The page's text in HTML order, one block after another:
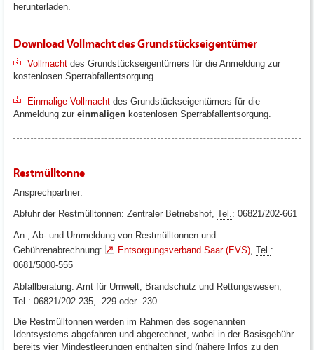
herunterladen.
Download Vollmacht des Grundstückseigentümer
Vollmacht des Grundstückseigentümers für die Anmeldung zur
kostenlosen Sperrabfallentsorgung.
Einmalige Vollmacht des Grundstückseigentümers für die
Anmeldung zur einmaligen kostenlosen Sperrabfallentsorgung.
Restmülltonne
Ansprechpartner:
Abfuhr der Restmülltonnen: Zentraler Betriebshof, Tel. : 06821/202-661
An-, Ab- und Ummeldung von Restmülltonnen und
Gebührenabrechnung:
Entsorgungsverband Saar (EVS) Tel. :
0681/5000-555
Abfallberatung: Amt für Umwelt, Brandschutz und Rettungswesen,
Tel. : 06821/202-235, -229 oder -230
Die Restmülltonnen werden im Rahmen des sogenannten
Identsystems abgefahren und abgerechnet, wobei in der Basisgebühr
bereits vier Mindestleerungen enthalten sind (nähere Infos zu den